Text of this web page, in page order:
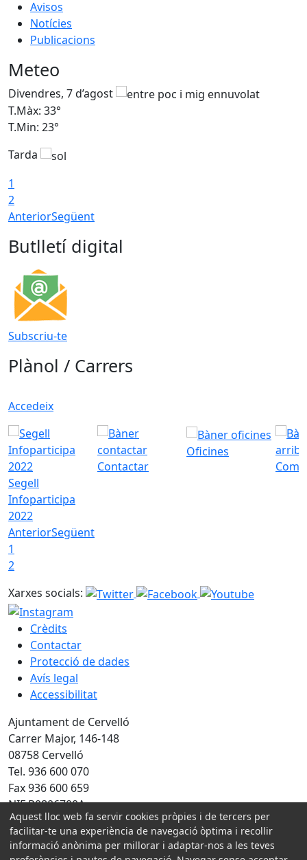
Avisos
Notícies
Publicacions
Meteo
Divendres, 7 d’agost
T.Màx: 33°
T.Min: 23°
Tarda
1
2
AnteriorSegüent
Butlletí digital
Subscriu-te
Plànol / Carrers
Accedeix
Segell
Infoparticipa
2022
Contactar
Oficines
Com
AnteriorSegüent
1
2
Xarxes socials:
Crèdits
Contactar
Protecció de dades
Avís legal
Accessibilitat
Ajuntament de Cervelló
Carrer Major, 146-148
08758 Cervelló
Tel. 936 600 070
Fax 936 600 659
NIF P0806700A
Amb la col·laboració de:
Aquest lloc web fa servir cookies pròpies i de tercers per
facilitar-te una experiència de navegació òptima i recollir
informació anònima per millorar i adaptar-nos a les teves